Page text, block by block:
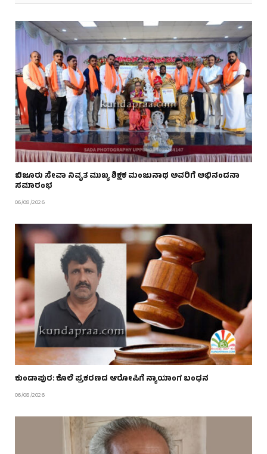
ಬಿಜೂರು ಸೇವಾ ನಿವೃತ ಮುಖ್ಯ ಶಿಕ್ಷಕ ಮಂಜುನಾಥ ಅವರಿಗೆ ಅಭಿನಂದನಾ
ಸಮಾರಂಭ
06/08/2026
ಕುಂದಾಪುರ: ಕೊಲೆ ಪ್ರಕರಣದ ಆರೋಪಿಗೆ ನ್ಯಾಯಾಂಗ ಬಂಧನ
06/08/2026